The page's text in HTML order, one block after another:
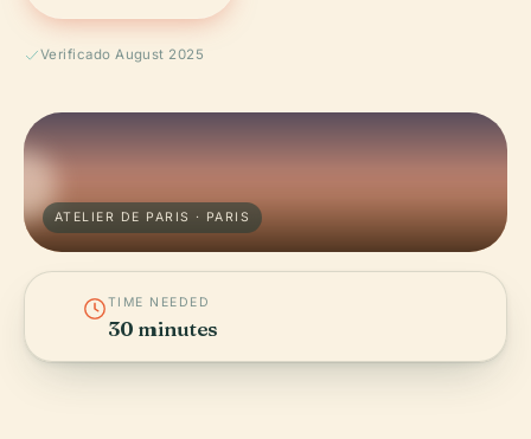
Verificado August 2025
ATELIER DE PARIS · PARIS
TIME NEEDED
30 minutes